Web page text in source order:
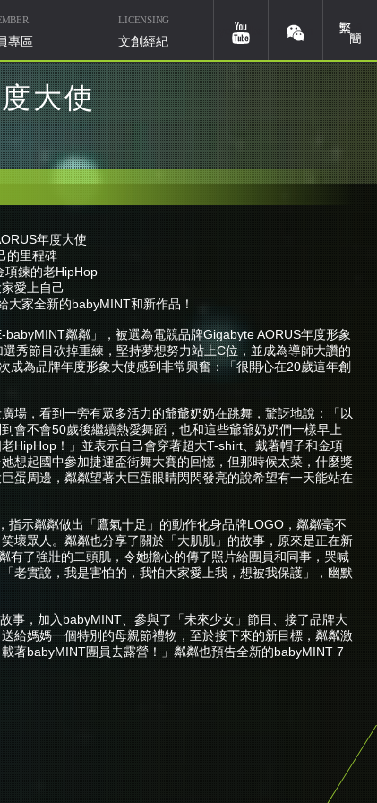
專區
LICENSING
文創經紀
youtube weixin 簡體
大使
年度大使
的里程碑
項鍊的老HipHop
愛上自己
家全新的babyMINT和新作品！
粼粼」，被選為電競品牌Gigabyte AORUS年度形象
秀節目砍掉重練，堅持夢想努力站上C位，並成為導師大讚的
成為品牌年度形象大使感到非常興奮：「很開心在20歲這年創
場，看到一旁有眾多活力的爺爺奶奶在跳舞，驚訝地說：「以
會不會50歲後繼續熱愛舞蹈，也和這些爺爺奶奶們一樣早上
HipHop！」並表示自己會穿著超大T-shirt、戴著帽子和金項
想起國中參加捷運盃街舞大賽的回憶，但那時候太菜，什麼獎
蛋周邊，粼粼望著大巨蛋眼睛閃閃發亮的說希望有一天能站在
示粼粼做出「鷹氣十足」的動作化身品牌LOGO，粼粼毫不
壞眾人。粼粼也分享了關於「大肌肌」的故事，原來是正在新
有了強壯的二頭肌，令她擔心的傳了照片給團員和同事，哭喊
老實說，我是害怕的，我怕大家愛上我，想被我保護」，幽默
事，加入babyMINT、參與了「未來少女」節目、接了品牌大
給媽媽一個特別的母親節禮物，至於接下來的新目標，粼粼激
著babyMINT團員去露營！」粼粼也預告全新的babyMINT 7